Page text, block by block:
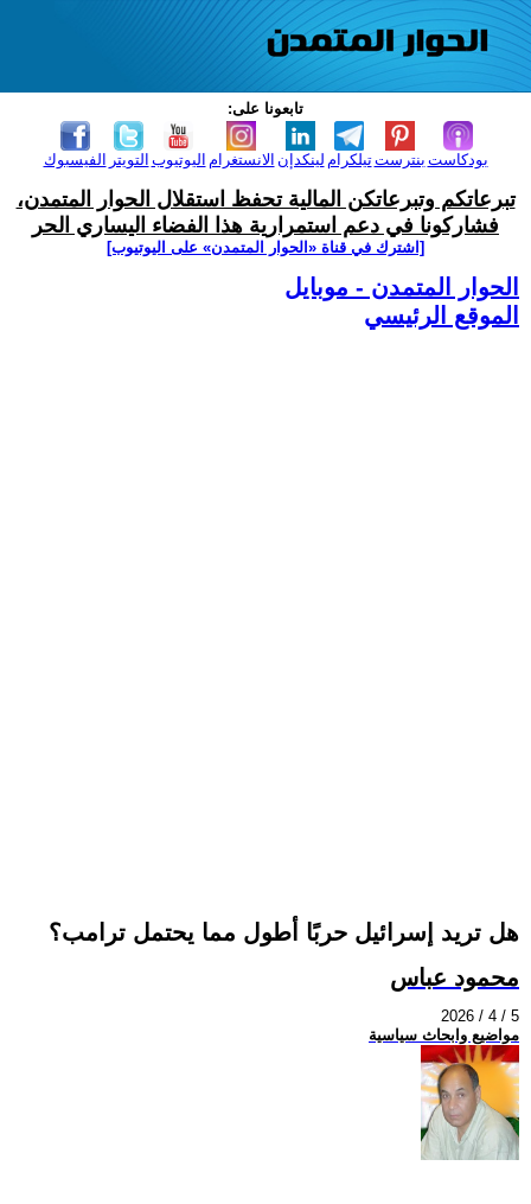
تابعونا على:
الفيسبوك التويتر اليوتيوب الانستغرام لينكدإن تيلكرامبنترست بودكاست
تبرعاتكم وتبرعاتكن المالية تحفظ استقلال الحوار المتمدن،
فشاركونا في دعم استمرارية هذا الفضاء اليساري الحر
[اشترك في قناة ‫«الحوار المتمدن» على اليوتيوب]
الحوار المتمدن - موبايل
الموقع الرئيسي
هل تريد إسرائيل حربًا أطول مما يحتمل ترامب؟
محمود عباس
2026 / 4 / 5
مواضيع وابحاث سياسية